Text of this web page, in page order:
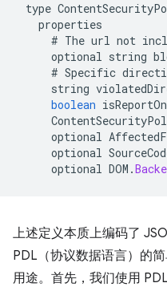
type
properties
# The url not
optional string
# Specific
string
boolean
optional
optional
optional DOM .
上述定义本质上编码了
PDL（协议数据语言）的
用途。首先，我们使用